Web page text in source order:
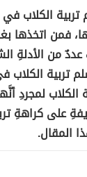
الكلاب في
فمن اتخذها
من الأدلةِ
تربية
الكلاب لمجردِ
على كراهةِ
المقال.